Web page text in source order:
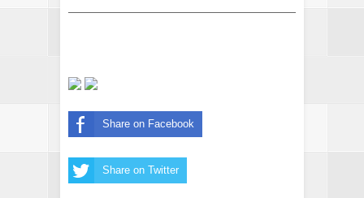
Share on Facebook
Share on Twitter